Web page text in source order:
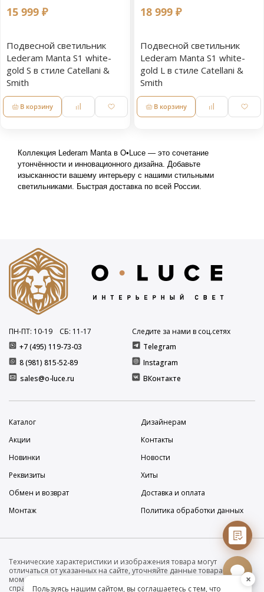
15 999 ₽
Подвесной светильник
Lederam Manta S1 white-
gold S в стиле Catellani &
Smith
В корзину
18 999 ₽
Подвесной светильник
Lederam Manta S1 white-
gold L в стиле Catellani &
Smith
В корзину
Коллекция Lederam Manta в O•Luce — это сочетание
утончённости и инновационного дизайна. Добавьте
изысканности вашему интерьеру с нашими стильными
светильниками. Быстрая доставка по всей России.
+7 (495) 119-73-03
8 (981) 815-52-89
ПН-ПТ: 10-19 СБ: 11-17
sales@o-luce.ru
Следите за нами в соц.сетях
Telegram
Instagram
ВКонтакте
Каталог
Дизайнерам
Акции
Контакты
Новинки
Новости
Реквизиты
Хиты
Обмен и возврат
Доставка и оплата
Монтаж
Политика обработки данных
Технические характеристики и изображения товара могут
отличаться от указанных на сайте, уточняйте данные товара на
момент покупки и оплаты. Вся информация на сайте о товарах носит
справочный характер и не является публичной офертой в
Пользуясь нашим сайтом, вы соглашаетесь с тем, что
×